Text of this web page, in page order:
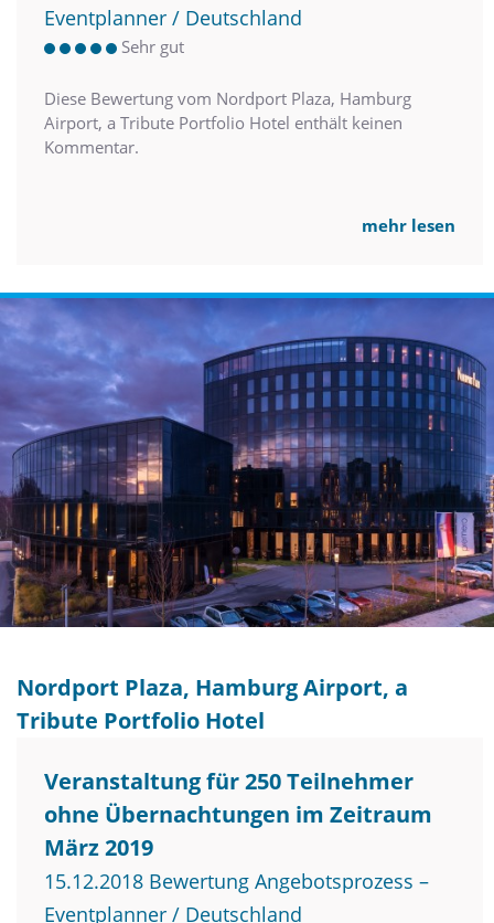
Eventplanner / Deutschland
Sehr gut
Diese Bewertung vom Nordport Plaza, Hamburg
Airport, a Tribute Portfolio Hotel enthält keinen
Kommentar.
mehr lesen
Nordport Plaza, Hamburg Airport, a
Tribute Portfolio Hotel
Veranstaltung für 250 Teilnehmer
ohne Übernachtungen im Zeitraum
März 2019
15.12.2018 Bewertung Angebotsprozess –
Eventplanner / Deutschland